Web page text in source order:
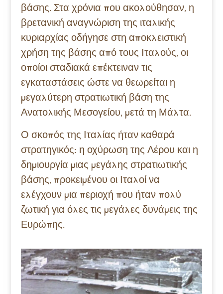
βάσης. Στα χρόνια που ακολούθησαν, η
βρετανική αναγνώριση της ιταλικής
κυριαρχίας οδήγησε στη αποκλειστική
χρήση της βάσης από τους Ιταλούς, οι
οποίοι σταδιακά επέκτειναν τις
εγκαταστάσεις ώστε να θεωρείται η
μεγαλύτερη στρατιωτική βάση της
Ανατολικής Μεσογείου, μετά τη Μάλτα.
Ο σκοπός της Ιταλίας ήταν καθαρά
στρατηγικός: η οχύρωση της Λέρου και η
δημιουργία μιας μεγάλης στρατιωτικής
βάσης, προκειμένου οι Ιταλοί να
ελέγχουν μια περιοχή που ήταν πολύ
ζωτική για όλες τις μεγάλες δυνάμεις της
Ευρώπης.